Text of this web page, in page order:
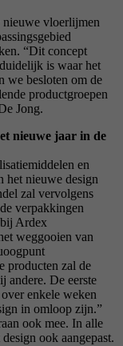
vloerlijmen
“Dit concept
is waar het
we besloten om de
productgroepen
Jong.
nieuwe jaar in de
en
het nieuwe design
zal vervolgens
verpakkingen
Ardex
weggooien van
producten zal de
andere. De eerste
enkele weken
in omloop zijn.”
ook mee. In alle
ook aangepast.